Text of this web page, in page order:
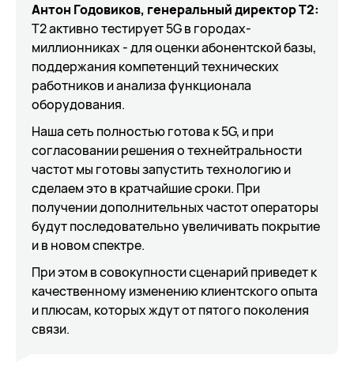
Антон Годовиков, генеральный директор Т2:
Т2 активно тестирует 5G в городах-
миллионниках - для оценки абонентской базы,
поддержания компетенций технических
работников и анализа функционала
оборудования.
Наша сеть полностью готова к 5G, и при
согласовании решения о технейтральности
частот мы готовы запустить технологию и
сделаем это в кратчайшие сроки. При
получении дополнительных частот операторы
будут последовательно увеличивать покрытие
и в новом спектре.
При этом в совокупности сценарий приведет к
качественному изменению клиентского опыта
и плюсам, которых ждут от пятого поколения
связи.